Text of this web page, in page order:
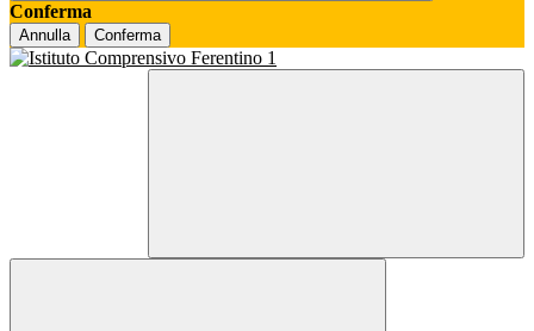
Conferma
Annulla Conferma